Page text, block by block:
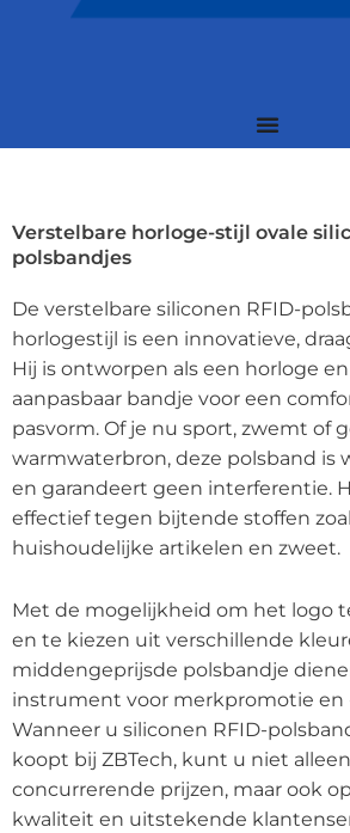
Verstelbare horloge-stijl ovale
polsbandjes
De verstelbare siliconen RFID-
horlogestijl is een innovatieve,
Hij is ontworpen als een horloge
aanpasbaar bandje voor een
pasvorm. Of je nu sport, zwemt of
warmwaterbron, deze polsband is
en garandeert geen interferentie.
effectief tegen bijtende stoffen
huishoudelijke artikelen en zweet.
Met de mogelijkheid om het logo
en te kiezen uit verschillende
middengeprijsde polsbandje
instrument voor merkpromotie en
Wanneer u siliconen RFID-
koopt bij ZBTech, kunt u niet
concurrerende prijzen, maar ook
kwaliteit en uitstekende